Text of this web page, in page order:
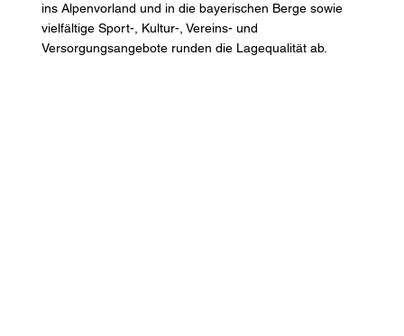
ins Alpenvorland und in die bayerischen Berge sowie
vielfältige Sport-, Kultur-, Vereins- und
Versorgungsangebote runden die Lagequalität ab.